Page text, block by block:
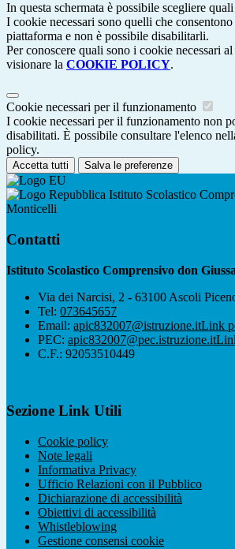
In questa schermata è possibile scegliere
I cookie necessari sono quelli che
piattaforma e non è possibile disabilitarli.
Per conoscere quali sono i cookie necessari
visionare la COOKIE POLICY.
Cookie necessari per il funzionamento
I cookie necessari per il funzionamento non
disabilitati. È possibile consultare l'elenco
policy.
Accetta tutti Salva le preferenze
Istituto Scolastico
Monticelli
Contatti
Istituto Scolastico Comprensivo don
Via dei Narcisi, 2 - 63100 Ascoli
Tel: 073645657
Email: apic832007@istruzione.itLink
PEC: apic832007@pec.istruzione.it
C.F.: 92053510449
Sezione Link Utili
Cookie policy
Note legali
Informativa Privacy
Ufficio Relazioni con il Pubblico
Dichiarazione di accessibilità
Obiettivi di accessibilità
Whistleblowing
Gestione consensi cookie